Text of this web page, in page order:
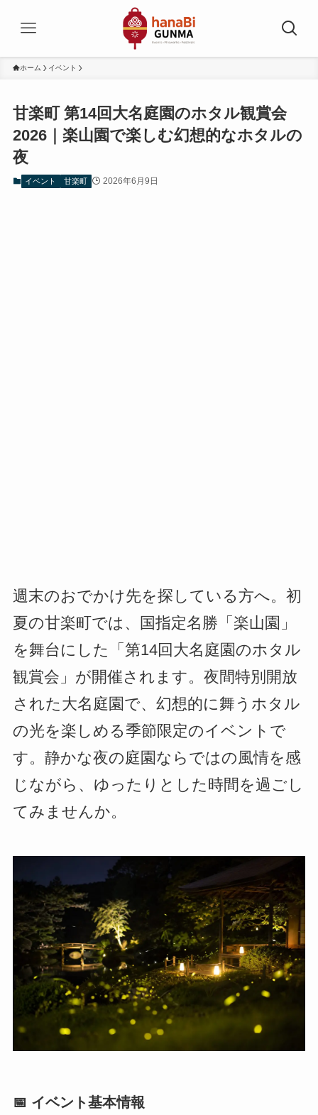
ホーム イベント
甘楽町 第14回大名庭園のホタル観賞会
2026｜楽山園で楽しむ幻想的なホタルの
夜
イベント 甘楽町 2026年6月9日
週末のおでかけ先を探している方へ。初
夏の甘楽町では、国指定名勝「楽山園」
を舞台にした「第14回大名庭園のホタル
観賞会」が開催されます。夜間特別開放
された大名庭園で、幻想的に舞うホタル
の光を楽しめる季節限定のイベントで
す。静かな夜の庭園ならではの風情を感
じながら、ゆったりとした時間を過ごし
てみませんか。
📅 イベント基本情報